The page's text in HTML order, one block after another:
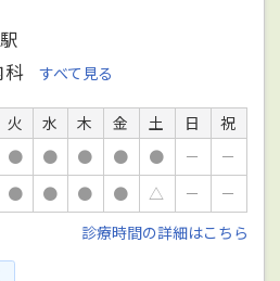
すべて見る
火 水 木 金 土 日
祝
● ● ● ● ● －
－
● ● ● ● △ －
－
診療時間の詳細はこちら